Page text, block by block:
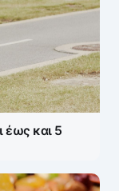
έως και 5